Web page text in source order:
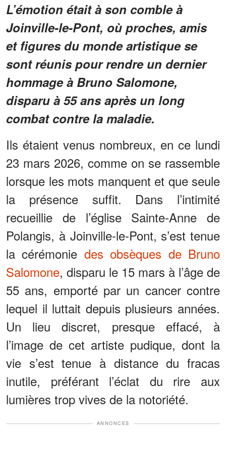
L’émotion était à son comble à
Joinville-le-Pont, où proches, amis
et figures du monde artistique se
sont réunis pour rendre un dernier
hommage à Bruno Salomone,
disparu à 55 ans après un long
combat contre la maladie.
Ils étaient venus nombreux, en ce lundi
23 mars 2026, comme on se rassemble
lorsque les mots manquent et que seule
la présence suffit. Dans l’intimité
recueillie de l’église Sainte-Anne de
Polangis, à Joinville-le-Pont, s’est tenue
la cérémonie des obsèques de Bruno
Salomone, disparu le 15 mars à l’âge de
55 ans, emporté par un cancer contre
lequel il luttait depuis plusieurs années.
Un lieu discret, presque effacé, à
l’image de cet artiste pudique, dont la
vie s’est tenue à distance du fracas
inutile, préférant l’éclat du rire aux
lumières trop vives de la notoriété.
ANNONCES